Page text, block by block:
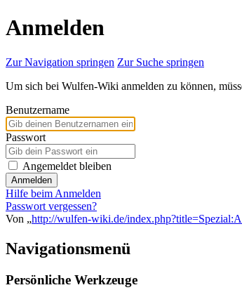
Anmelden
Zur Navigation springen Zur Suche springen
Um sich bei Wulfen-Wiki anmelden zu können,
Benutzername
Passwort
Angemeldet bleiben
Anmelden
Hilfe beim Anmelden
Passwort vergessen?
Von „http://wulfen-wiki.de/
Navigationsmenü
Persönliche Werkzeuge